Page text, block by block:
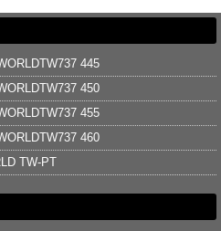
445
450
455
460
TW-PT